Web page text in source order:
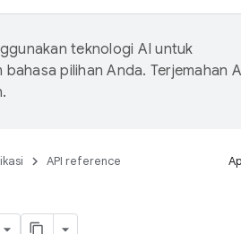
teknologi AI untuk
pilihan Anda. Terjemahan
API reference